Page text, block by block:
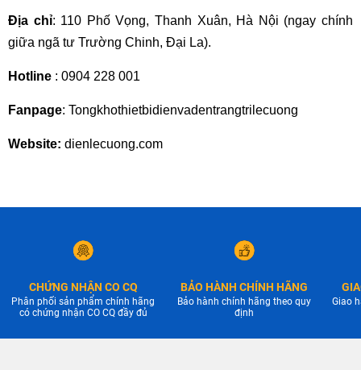
Địa chỉ: 110 Phố Vọng, Thanh Xuân, Hà Nội (ngay chính
giữa ngã tư Trường Chinh, Đại La).
Hotline : 0904 228 001
Fanpage: Tongkhothietbidienvadentrangtrilecuong
Website: dienlecuong.com
CHỨNG NHẬN CO CQ
Phân phối sản phẩm chính hãng
có chứng nhận CO CQ đầy đủ
BẢO HÀNH CHÍNH HÃNG
Bảo hành chính hãng theo quy
định
Giao